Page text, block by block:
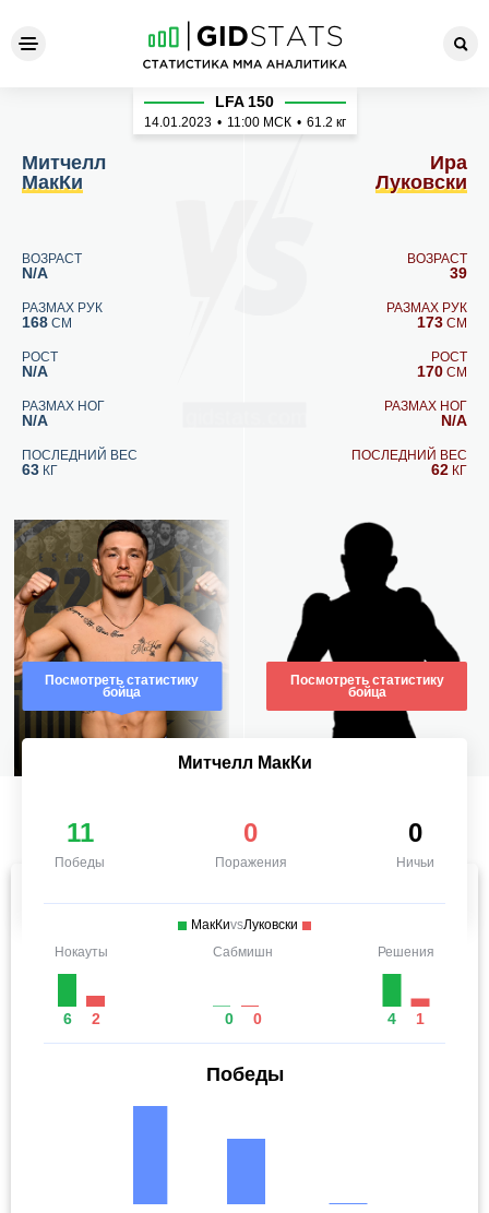
Митчелл МакКи - Ира
Митчелл
МакКи
ВОЗРАСТ
N/A
РАЗМАХ РУК
168 СМ
РОСТ
N/A
РАЗМАХ НОГ
N/A
ПОСЛЕДНИЙ ВЕС
63 КГ
Посмотреть статистику
бойца
LFA 150
14.01.2023 • 11:00 МСК • 61.2 кг
Ира
Луковски
ВОЗРАСТ
39
РАЗМАХ РУК
173 СМ
РОСТ
170 СМ
РАЗМАХ НОГ
N/A
ПОСЛЕДНИЙ ВЕС
62 КГ
Посмотреть статистику
бойца
Митчелл МакКи
11
Победы
0
Поражения
0
Ничьи
МакКиvsЛуковски
Нокауты
6 2
Сабмишн
0 0
Решения
4 1
Победы